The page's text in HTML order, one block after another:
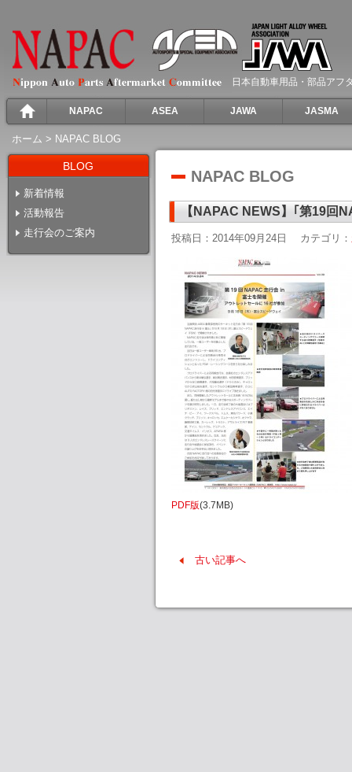
日本自動車用品・部品アフ
NAPAC ASEA JAWA JASMA
ホーム > NAPAC BLOG
BLOG
新着情報
活動報告
走行会のご案内
NAPAC BLOG
【NAPAC NEWS】｢第19回
投稿日：2014年09月24日 カテゴリ：
PDF版(3.7MB)
古い記事へ